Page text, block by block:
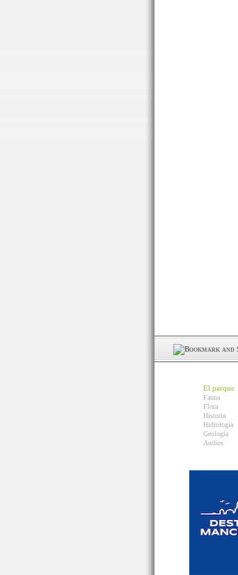
El parque
Fauna
Flora
Historia
Hidrología
Geología
Audios